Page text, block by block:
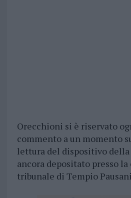
Orecchioni si è riservato
commento a un momento
lettura del dispositivo della
ancora depositato presso
tribunale di Tempio